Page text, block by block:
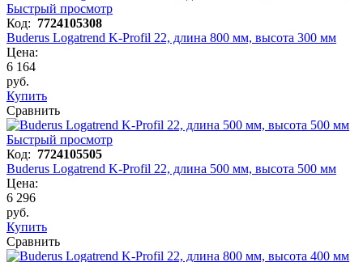
Быстрый просмотр
Код: 7724105308
Buderus Logatrend K-Profil 22, длина 800 мм, высота 300 мм
Цена:
6 164
руб.
Купить
Сравнить
Быстрый просмотр
Код: 7724105505
Buderus Logatrend K-Profil 22, длина 500 мм, высота 500 мм
Цена:
6 296
руб.
Купить
Сравнить